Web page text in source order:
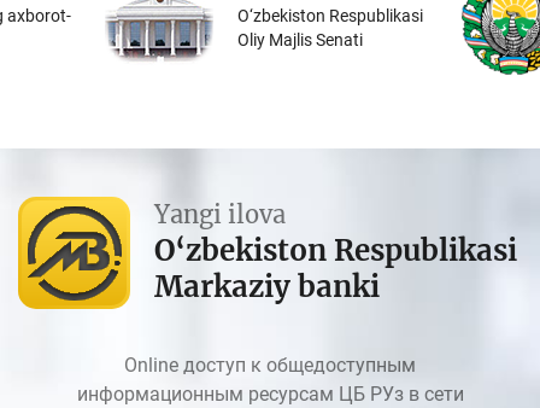
axborot-
O‘zbekiston Respublikasi
Oliy Majlis Senati
Yangi ilova
O‘zbekiston Respublikasi
Markaziy banki
Online доступ к общедоступным
информационным ресурсам ЦБ РУз в сети